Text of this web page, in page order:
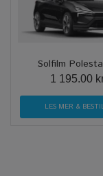
Solfilm
1 195.00
LES MER &